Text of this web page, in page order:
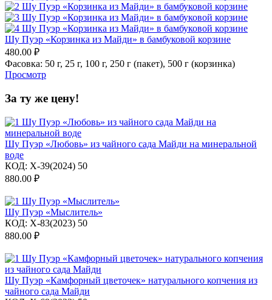
Шу Пуэр «Корзинка из Майди» в бамбуковой корзине
480.00 ₽
Фасовка: 50 г, 25 г, 100 г, 250 г (пакет), 500 г (корзинка)
Просмотр
За ту же цену!
Шу Пуэр «Любовь» из чайного сада Майди на минеральной
воде
КОД: X-39(2024) 50
880.00 ₽
Шу Пуэр «Мыслитель»
КОД: X-83(2023) 50
880.00 ₽
Шу Пуэр «Камфорный цветочек» натурального копчения из
чайного сада Майди